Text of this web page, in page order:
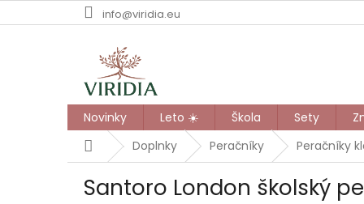
na
info@viridia.eu
Novinky Leto ☀️ Škola Sety
DomovDoplnky Peračníky Peračníky
Santoro London školský